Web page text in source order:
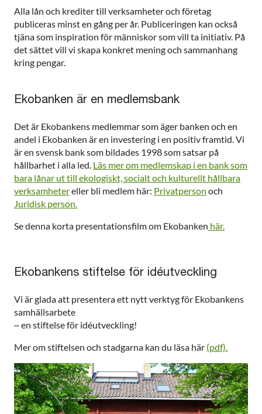
Alla lån och krediter till verksamheter och företag
publiceras minst en gång per år. Publiceringen kan också
tjäna som inspiration för människor som vill ta initiativ. På
det sättet vill vi skapa konkret mening och sammanhang
kring pengar.
Ekobanken är en medlemsbank
Det är Ekobankens medlemmar som äger banken och en
andel i Ekobanken är en investering i en positiv framtid. Vi
är en svensk bank som bildades 1998 som satsar på
hållbarhet i alla led. Läs mer om medlemskap i en bank som
bara lånar ut till ekologiskt, socialt och kulturellt hållbara
verksamhetereller bli medlem här: Privatperson och
Juridisk person.
Se denna korta presentationsfilm om Ekobanken här.
Ekobankens stiftelse för idéutveckling
Vi är glada att presentera ett nytt verktyg för Ekobankens
samhällsarbete
– en stiftelse för idéutveckling!
Mer om stiftelsen och stadgarna kan du läsa här (pdf).